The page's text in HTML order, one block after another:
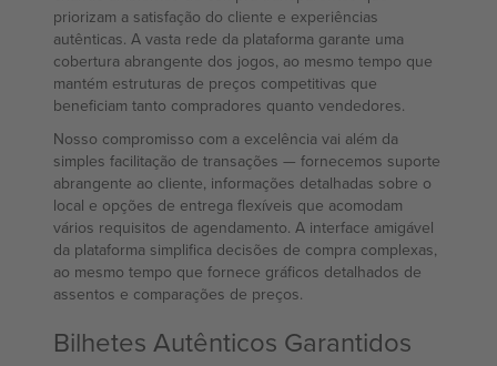
priorizam a satisfação do cliente e experiências
autênticas. A vasta rede da plataforma garante uma
cobertura abrangente dos jogos, ao mesmo tempo que
mantém estruturas de preços competitivas que
beneficiam tanto compradores quanto vendedores.
Nosso compromisso com a excelência vai além da
simples facilitação de transações — fornecemos suporte
abrangente ao cliente, informações detalhadas sobre o
local e opções de entrega flexíveis que acomodam
vários requisitos de agendamento. A interface amigável
da plataforma simplifica decisões de compra complexas,
ao mesmo tempo que fornece gráficos detalhados de
assentos e comparações de preços.
Bilhetes Autênticos Garantidos